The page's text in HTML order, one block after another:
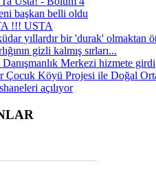
başkan belli oldu
!!! USTA
yıllardır bir 'durak' olmaktan
gizli kalmış sırları...
Merkezi hizmete girdi
Çocuk Köyü Projesi ile Doğal
açılıyor